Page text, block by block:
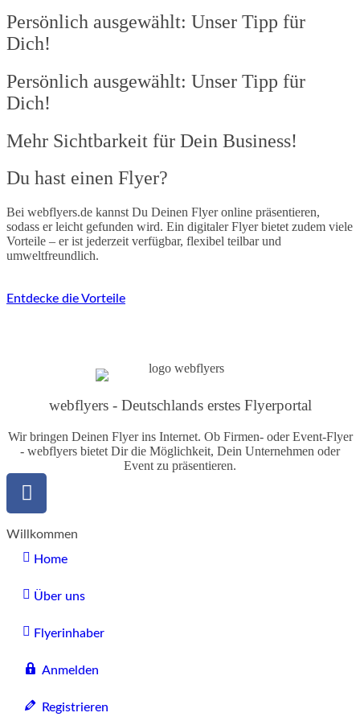
Persönlich ausgewählt: Unser Tipp für
Dich!
Persönlich ausgewählt: Unser Tipp für
Dich!
Mehr Sichtbarkeit für Dein Business!​
Du hast einen Flyer?
Bei webflyers.de kannst Du Deinen Flyer online präsentieren,
sodass er leicht gefunden wird. Ein digitaler Flyer bietet zudem viele
Vorteile – er ist jederzeit verfügbar, flexibel teilbar und
umweltfreundlich.
Entdecke die Vorteile
webflyers - Deutschlands erstes Flyerportal
Wir bringen Deinen Flyer ins Internet. Ob Firmen- oder Event-Flyer
- webflyers bietet Dir die Möglichkeit, Dein Unternehmen oder
Event zu präsentieren.
Willkommen
Home
Über uns
Flyerinhaber
Anmelden
Registrieren